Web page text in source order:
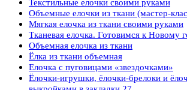
Текстильные елочки своими руками
Объемные елочки из ткани (мастер-
Мягкая елочка из ткани своими руками
Тканевая елочка. Готовимся к Новому
Объемная елочка из ткани
Ёлка из ткани объемная
Елочка с пуговицами «звездочками»
Ёлочки-игрушки, ёлочки-брелоки и